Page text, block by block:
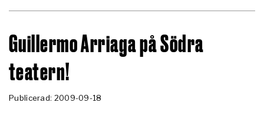
Guillermo Arriaga på Södra
teatern!
Publicerad: 2009-09-18